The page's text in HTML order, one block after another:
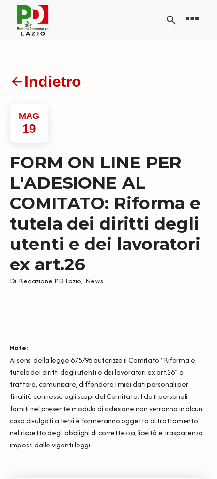
Indietro
MAG
19
FORM ON LINE PER
L'ADESIONE AL
COMITATO: Riforma e
tutela dei diritti degli
utenti e dei lavoratori
ex art.26
Di Redazione PD Lazio, News
Note:
Ai sensi della legge 675/96 autorizzo il Comitato “Riforma e
tutela dei diritti degli utenti e dei lavoratori ex art.26” a
trattare, comunicare, diffondere i miei dati personali per
finalità connesse agli scopi del Comitato. I dati personali
forniti nel presente modulo di adesione non verranno in alcun
caso divulgati a terzi e formeranno oggetto di trattamento
nel rispetto degli obblighi di correttezza, liceità e trasparenza
imposti dalle vigenti leggi.